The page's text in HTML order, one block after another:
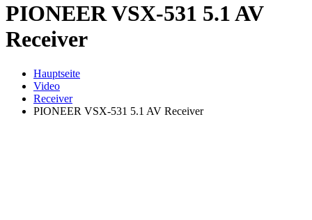
PIONEER VSX-531 5.1 AV
Receiver
Hauptseite
Video
Receiver
PIONEER VSX-531 5.1 AV Receiver